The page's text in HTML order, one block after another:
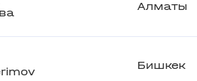
Алматы
Бишкек